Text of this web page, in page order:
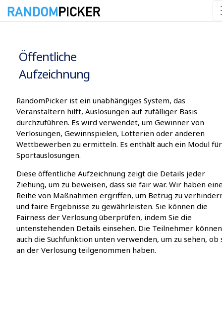
Öffentliche
Aufzeichnung
RandomPicker ist ein unabhängiges System, das
Veranstaltern hilft, Auslosungen auf zufälliger Basis
durchzuführen. Es wird verwendet, um Gewinner von
Verlosungen, Gewinnspielen, Lotterien oder anderen
Wettbewerben zu ermitteln. Es enthält auch ein Modul für
Sportauslosungen.
Diese öffentliche Aufzeichnung zeigt die Details jeder
Ziehung, um zu beweisen, dass sie fair war. Wir haben
Reihe von Maßnahmen ergriffen, um Betrug zu
und faire Ergebnisse zu gewährleisten. Sie können die
Fairness der Verlosung überprüfen, indem Sie die
untenstehenden Details einsehen. Die Teilnehmer können
auch die Suchfunktion unten verwenden, um zu sehen, ob
an der Verlosung teilgenommen haben.